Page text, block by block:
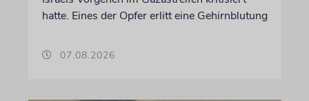
hatte. Eines der Opfer erlitt eine Gehirnblutung
07.08.2026